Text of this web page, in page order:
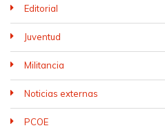
Editorial
Juventud
Militancia
Noticias externas
PCOE